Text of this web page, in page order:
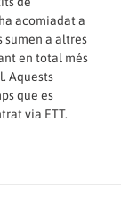
acomiadat a
sumen a altres
en total més
Aquests
que es
via ETT.